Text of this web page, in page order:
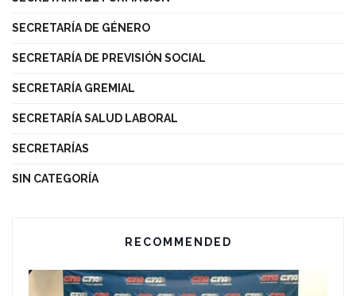
SECRETARÍA DE GÉNERO
SECRETARÍA DE PREVISIÓN SOCIAL
SECRETARÍA GREMIAL
SECRETARÍA SALUD LABORAL
SECRETARÍAS
SIN CATEGORÍA
RECOMMENDED